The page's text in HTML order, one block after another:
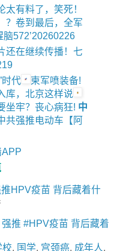
有料了，笑死！
？卷到最后，全军
572’20260226
还在继续传播！七
时代
柬军喷装备!
库，北京这样说
坐牢？丧心病狂! 中
共强推电动车【阿
HPV疫苗 背后藏着什
推 #HPV疫苗 背后藏着
校, 国学, 宫颈癌, 成年人,